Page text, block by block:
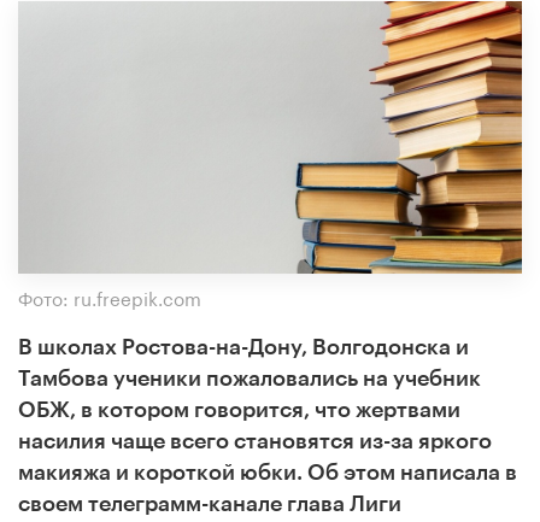
Фото: ru.freepik.com
В школах Ростова-на-Дону, Волгодонска и
Тамбова ученики пожаловались на учебник
ОБЖ, в котором говорится, что жертвами
насилия чаще всего становятся из-за яркого
макияжа и короткой юбки. Об этом написала в
своем телеграмм-канале глава Лиги